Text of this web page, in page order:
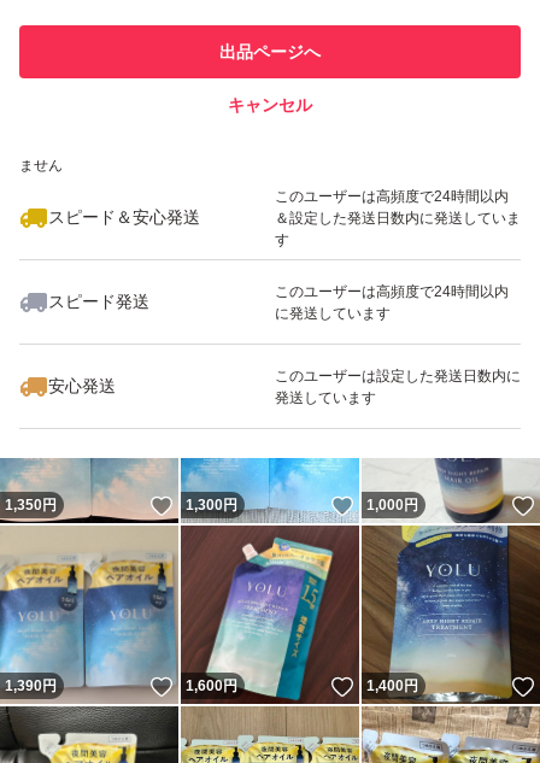
での取引実績があります
ません
スピード＆安心発送
このユーザーは高頻度で24時間以内
＆設定した発送日数内に発送していま
す
スピード発送
このユーザーは高頻度で24時間以内
に発送しています
安心発送
このユーザーは設定した発送日数内に
発送しています
出品ページへ
キャンセル
いいね！
900
1,350円 いいね！
1,300円 いいね！
1,000 円
1,390円 いいね！
1,600円 いいね！
1,400円